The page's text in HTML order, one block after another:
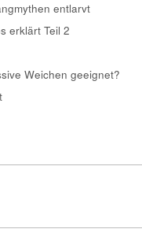
entlarvt
erklärt Teil 2
Weichen geeignet?